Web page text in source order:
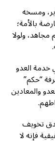
ومسخه
بالأمة؛
ولولا
خدمة العدو
“حكم”
والمعادين
تخويف
فإنه لا